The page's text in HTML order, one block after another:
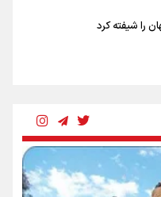
را شیفته کرد
شنیدن صدای رئیس‌جمهوری